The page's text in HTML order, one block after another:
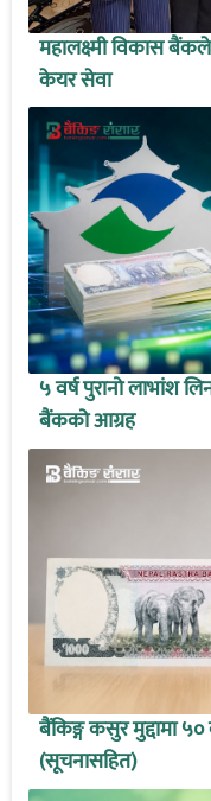
महालक्ष्मी विकास
केयर सेवा
५ वर्ष पुरानो लाभांश
बैंकको आग्रह
बैंकिङ्ग कसुर मुद्दामा
(सूचनासहित)